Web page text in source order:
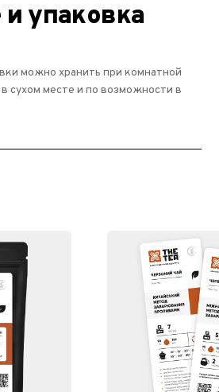
упаковка
можно хранить при комнатной
сухом месте и по возможности в